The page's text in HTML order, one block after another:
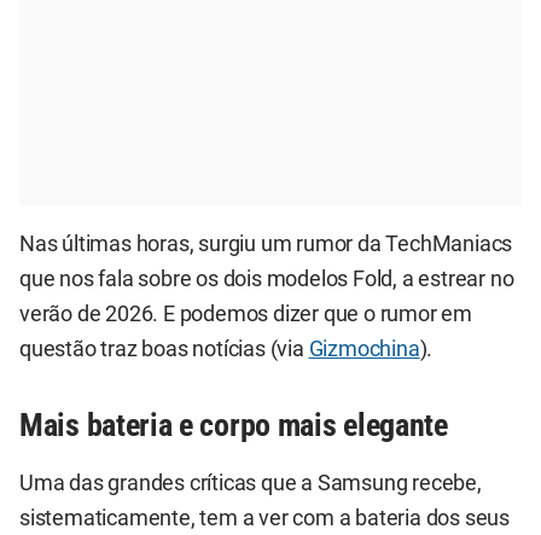
Nas últimas horas, surgiu um rumor da TechManiacs
que nos fala sobre os dois modelos Fold, a estrear no
verão de 2026. E podemos dizer que o rumor em
questão traz boas notícias (via Gizmochina).
Mais bateria e corpo mais elegante
Uma das grandes críticas que a Samsung recebe,
sistematicamente, tem a ver com a bateria dos seus